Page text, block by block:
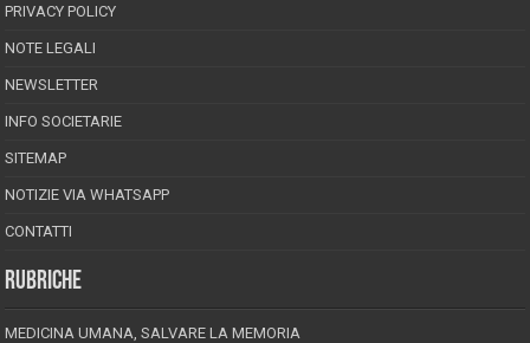
PRIVACY POLICY
NOTE LEGALI
NEWSLETTER
INFO SOCIETARIE
SITEMAP
NOTIZIE VIA WHATSAPP
CONTATTI
RUBRICHE
MEDICINA UMANA, SALVARE LA MEMORIA